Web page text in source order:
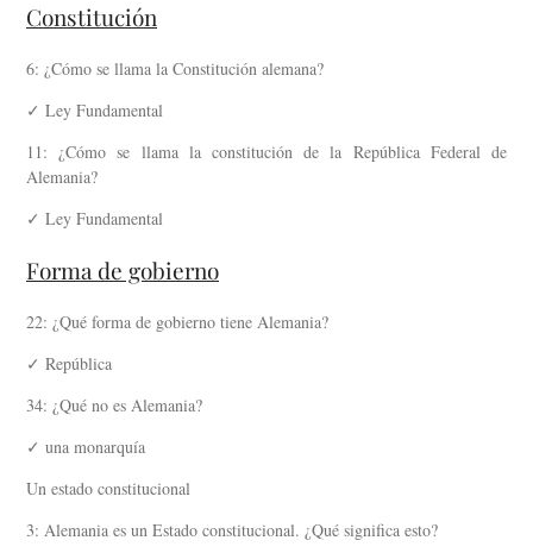
Constitución
6: ¿Cómo se llama la Constitución alemana?
✓ Ley Fundamental
11: ¿Cómo se llama la constitución de la República Federal de
Alemania?
✓ Ley Fundamental
Forma de gobierno
22: ¿Qué forma de gobierno tiene Alemania?
✓ República
34: ¿Qué no es Alemania?
✓ una monarquía
Un estado constitucional
3: Alemania es un Estado constitucional. ¿Qué significa esto?